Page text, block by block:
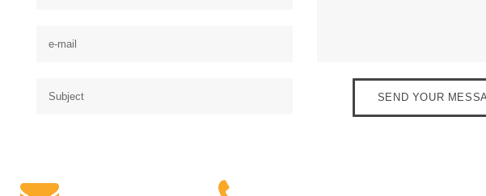
SEND YOUR